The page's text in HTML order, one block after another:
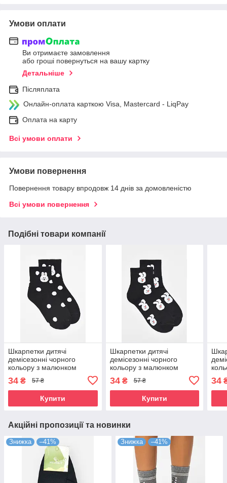
Умови оплати
Ви отримаєте замовлення
або гроші повернуться на вашу картку
Детальніше
Післяплата
Онлайн-оплата карткою Visa, Mastercard - LiqPay
Оплата на карту
Всі умови оплати
Умови повернення
Повернення товару впродовж 14 днів за домовленістю
Всі умови повернення
Подібні товари компанії
Шкарпетки дитячі
демісезонні чорного
кольору з малюнком
34 ₴ 57 ₴
Купити
Шкарпетки дитячі
демісезонні чорного
кольору з малюнком
34₴ 57 ₴
Купити
34
Акційні пропозиції та новинки
Знижка –41% Знижка –41%